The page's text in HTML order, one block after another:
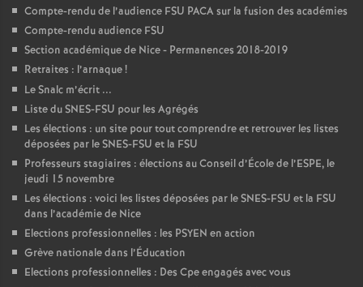
Compte-rendu de l’audience FSU PACA sur la fusion des académies
Compte-rendu audience FSU
Section académique de Nice - Permanences 2018-2019
Retraites : l’arnaque!
Le Snalc m’écrit ...
Liste du SNES-FSU pour les Agrégés
Les élections : un site pour tout comprendre et retrouver les listes
déposées par le SNES-FSU et la FSU
Professeurs stagiaires : élections au Conseil d’École de l’ESPE, le
jeudi 15 novembre
Les élections : voici les listes déposées par le SNES-FSU et la FSU
dans l’académie de Nice
Elections professionnelles : les PSYEN en action
Grève nationale dans l’Éducation
Elections professionnelles : Des Cpe engagés avec vous